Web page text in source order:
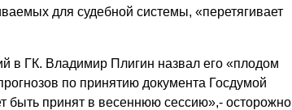
для судебной системы, «перетягивает
в ГК. Владимир Плигин назвал его «плодом
по принятию документа Госдумой
быть принят в весеннюю сессию»,- осторожно